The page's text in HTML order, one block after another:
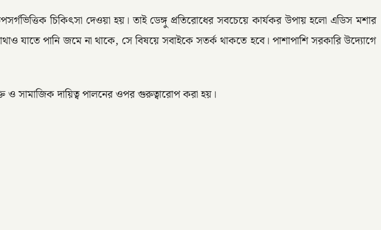
চিকিৎসা দেওয়া হয়। তাই ডেঙ্গু প্রতিরোধের সবচেয়ে কার্যকর উপায় হলো এডিস মশার
যাতে পানি জমে না থাকে, সে বিষয়ে সবাইকে সতর্ক থাকতে হবে। পাশাপাশি সরকারি উদ্যোগে
ও সামাজিক দায়িত্ব পালনের ওপর গুরুত্বারোপ করা হয়।